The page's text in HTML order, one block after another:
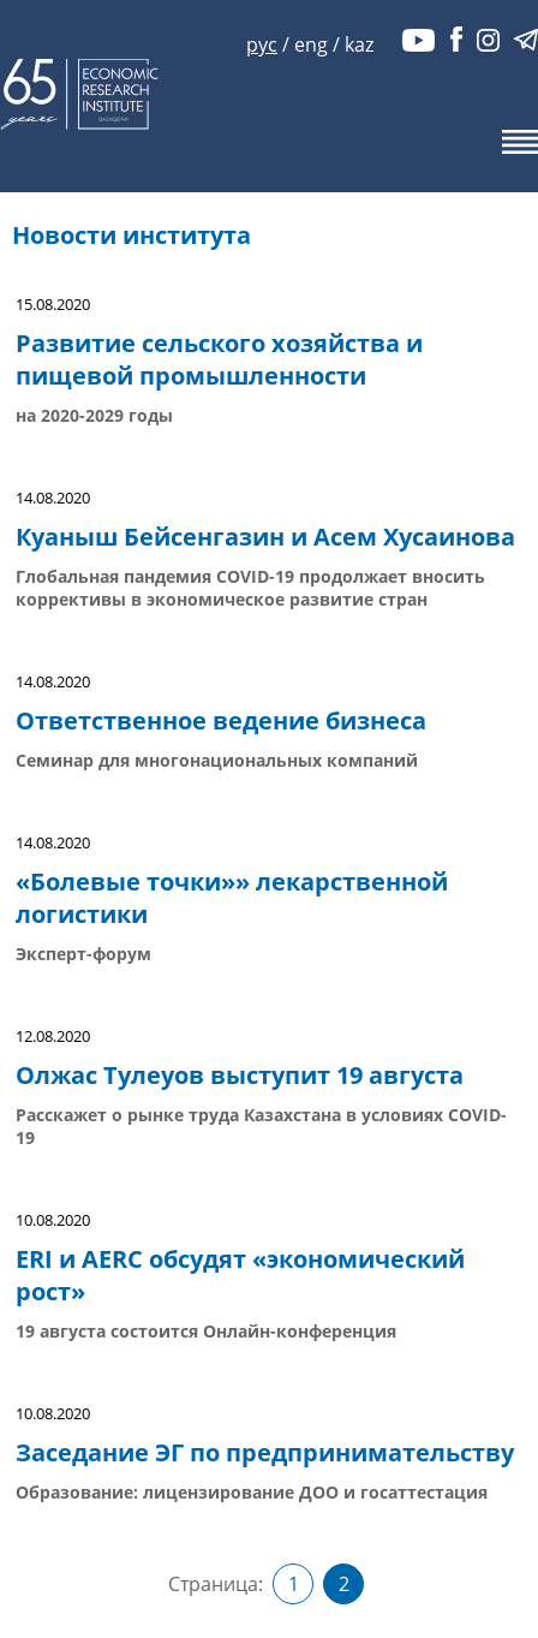
рус / eng/ kaz
Новости института
15.08.2020
Развитие сельского хозяйства и
пищевой промышленности
на 2020-2029 годы
14.08.2020
Куаныш Бейсенгазин и Асем Хусаинова
Глобальная пандемия COVID-19 продолжает вносить
коррективы в экономическое развитие стран
14.08.2020
Ответственное ведение бизнеса
Семинар для многонациональных компаний
14.08.2020
«Болевые точки»» лекарственной
логистики
Эксперт-форум
12.08.2020
Олжас Тулеуов выступит 19 августа
Расскажет о рынке труда Казахстана в условиях СOVID-
19
10.08.2020
ERI и AERC обсудят «экономический
рост»
19 августа состоится Онлайн-конференция
10.08.2020
Заседание ЭГ по предпринимательству
Образование: лицензирование ДОО и госаттестация
Страница: 1 2